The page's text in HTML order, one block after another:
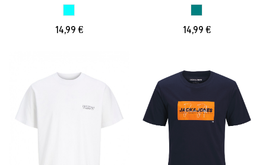
14,99 € 14,99 €